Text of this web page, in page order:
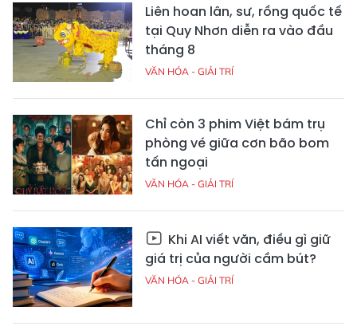
Liên hoan lân, sư, rồng quốc tế
tại Quy Nhơn diễn ra vào đầu
tháng 8
VĂN HÓA - GIẢI TRÍ
Chỉ còn 3 phim Việt bám trụ
phòng vé giữa cơn bão bom
tấn ngoại
VĂN HÓA - GIẢI TRÍ
Khi AI viết văn, điều gì giữ
giá trị của người cầm bút?
VĂN HÓA - GIẢI TRÍ